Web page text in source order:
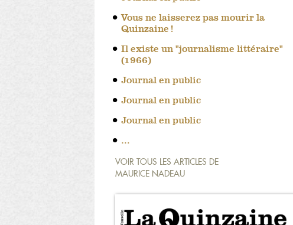
Vous ne laisserez pas mourir la
Quinzaine !
Il existe un "journalisme littéraire"
(1966)
Journal en public
Journal en public
Journal en public
…
VOIR TOUS LES ARTICLES DE
MAURICE NADEAU